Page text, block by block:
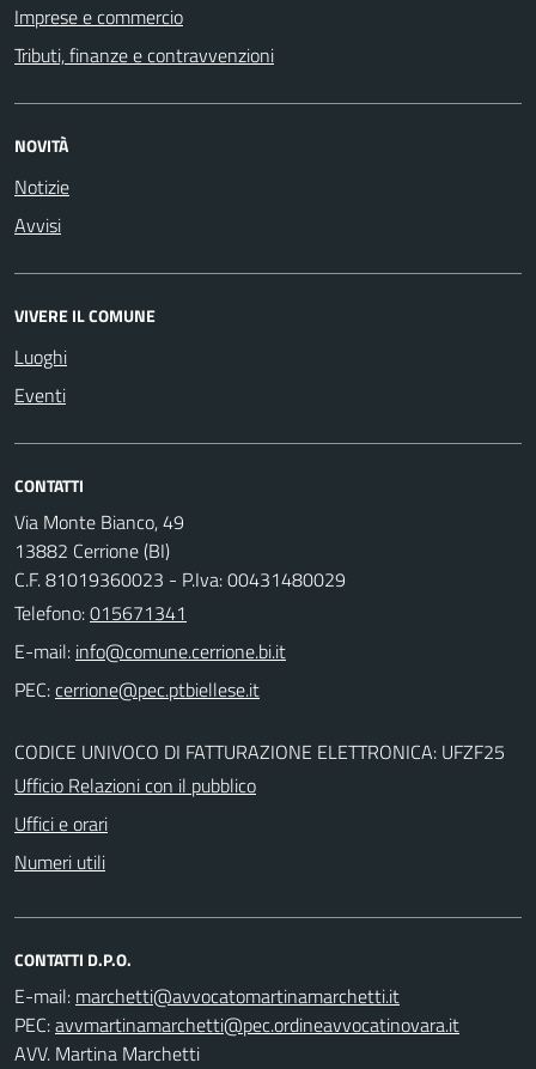
Imprese e commercio
Tributi, finanze e contravvenzioni
NOVITÀ
Notizie
Avvisi
VIVERE IL COMUNE
Luoghi
Eventi
CONTATTI
Via Monte Bianco, 49
13882 Cerrione (BI)
C.F. 81019360023 - P.Iva: 00431480029
Telefono:015671341
E-mail:
PEC:
CODICE UNIVOCO DI FATTURAZIONE ELETTRONICA: UFZF25
Ufficio Relazioni con il pubblico
Uffici e orari
Numeri utili
CONTATTI D.P.O.
E-mail:
PEC:
AVV. Martina Marchetti